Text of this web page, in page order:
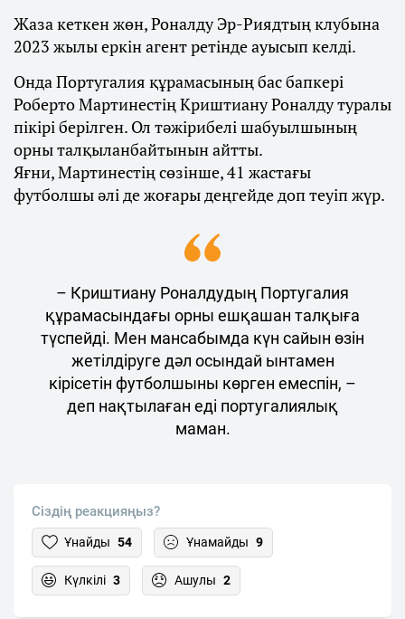
Жаза кеткен жөн, Роналду Эр-Риядтың клубына
2023 жылы еркін агент ретінде ауысып келді.
Онда Португалия құрамасының бас бапкері
Роберто Мартинестің Криштиану Роналду туралы
пікірі берілген. Ол тәжірибелі шабуылшының
орны талқыланбайтынын айтты.
Яғни, Мартинестің сөзінше, 41 жастағы
футболшы әлі де жоғары деңгейде доп теуіп жүр.
– Криштиану Роналдудың Португалия
құрамасындағы орны ешқашан талқыға
түспейді. Мен мансабымда күн сайын өзін
жетілдіруге дәл осындай ынтамен
кірісетін футболшыны көрген емеспін, –
деп нақтылаған еді португалиялық
маман.
Сіздің реакцияңыз?
Ұнайды 54 Ұнамайды 9
Күлкілі 3 Ашулы 2